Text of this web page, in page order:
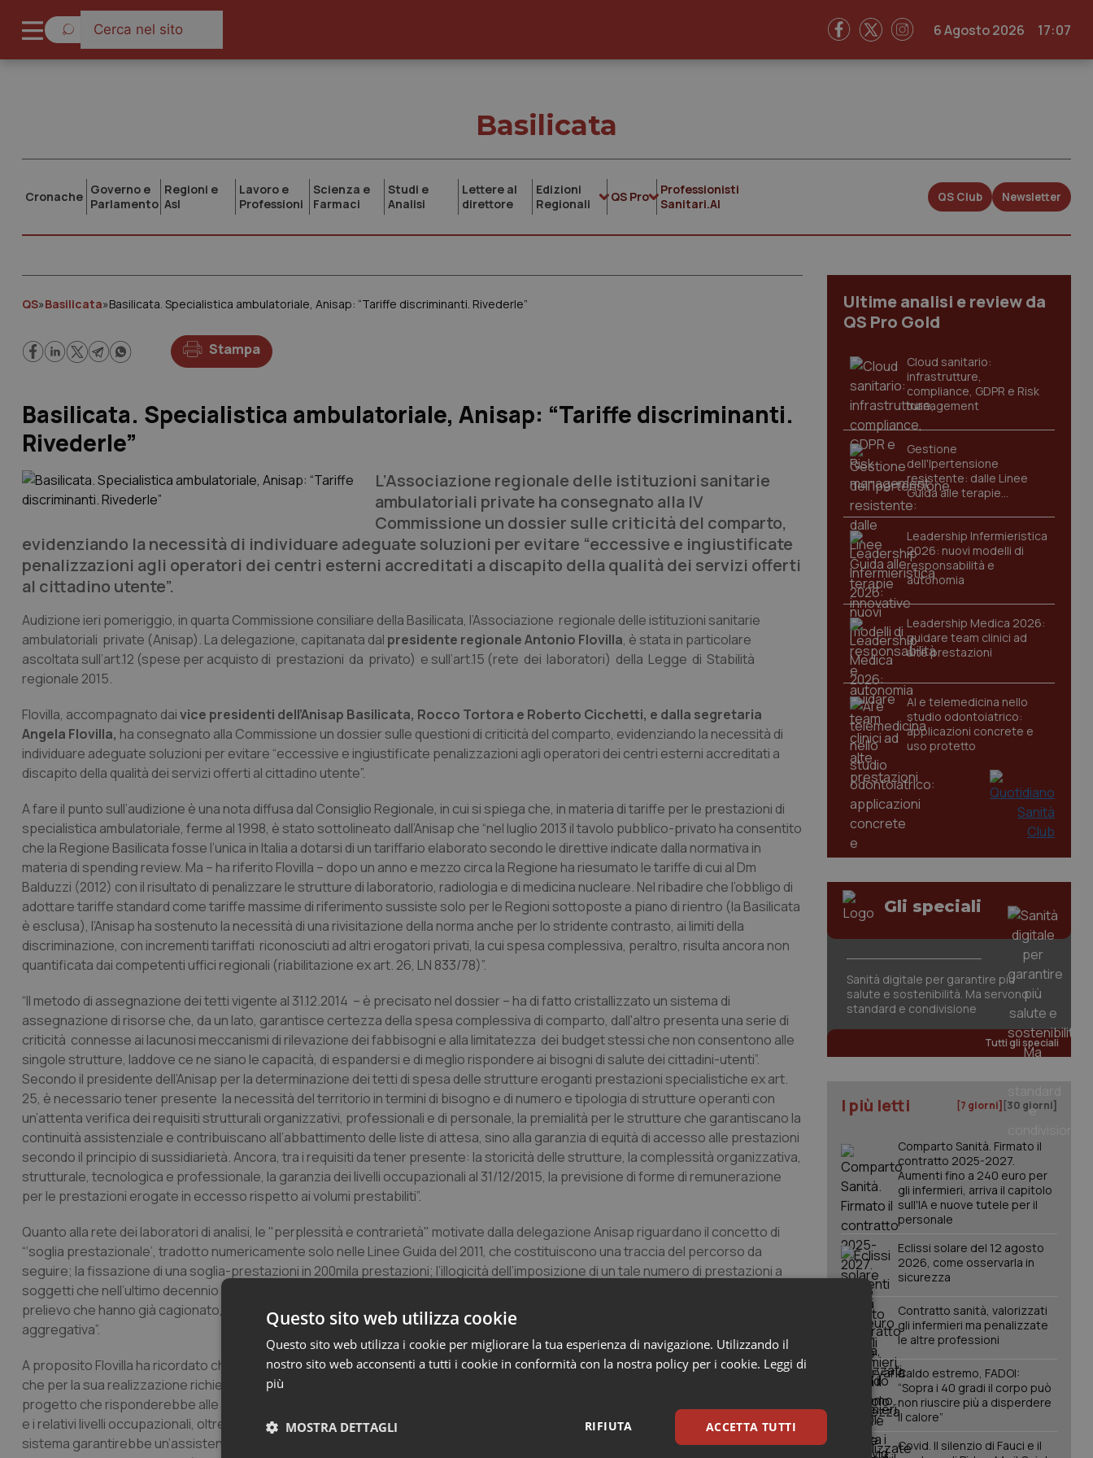
6 Agosto 2026 17:07
Basilicata
Cronache Governo e
Parlamento
Regioni e
Asl
Lavoro e
Professioni
Scienza e
Farmaci
Studi e
Analisi
Lettere al
direttore
Edizioni
Regionali
QS Pro
Professionisti
Sanitari.AI
QS Club Newsletter
QS»Basilicata»Basilicata. Specialistica ambulatoriale, Anisap: “Tariffe discriminanti. Rivederle”
Stampa
Basilicata. Specialistica ambulatoriale, Anisap: “Tariffe discriminanti.
Rivederle”
L’Associazione regionale delle istituzioni sanitarie
ambulatoriali private ha consegnato alla IV
Commissione un dossier sulle criticità del comparto,
evidenziando la necessità di individuare adeguate soluzioni per evitare “eccessive e ingiustificate
penalizzazioni agli operatori dei centri esterni accreditati a discapito della qualità dei servizi offerti
al cittadino utente”.
Audizione ieri pomeriggio, in quarta Commissione consiliare della Basilicata, l’Associazione regionale delle istituzioni sanitarie
ambulatoriali private (Anisap). La delegazione, capitanata dal presidente regionale Antonio Flovilla, è stata in particolare
ascoltata sull’art.12 (spese per acquisto di prestazioni da privato) e sull’art.15 (rete dei laboratori) della Legge di Stabilità
regionale 2015.
Flovilla, accompagnato daivice presidenti dell’Anisap Basilicata, Rocco Tortora e Roberto Cicchetti, e dalla segretaria
Angela Flovilla, ha consegnato alla Commissione un dossier sulle questioni di criticità del comparto, evidenziando la necessità di
individuare adeguate soluzioni per evitare “eccessive e ingiustificate penalizzazioni agli operatori dei centri esterni accreditati a
discapito della qualità dei servizi offerti al cittadino utente”.
A fare il punto sull’audizione è una nota diffusa dal Consiglio Regionale, in cui si spiega che, in materia di tariffe per le prestazioni di
specialistica ambulatoriale, ferme al 1998, è stato sottolineato dall’Anisap che “nel luglio 2013 il tavolo pubblico-privato ha consentito
che la Regione Basilicata fosse l’unica in Italia a dotarsi di un tariffario elaborato secondo le direttive indicate dalla normativa in
materia di spending review. Ma – ha riferito Flovilla – dopo un anno e mezzo circa la Regione ha riesumato le tariffe di cui al Dm
Balduzzi (2012) con il risultato di penalizzare le strutture di laboratorio, radiologia e di medicina nucleare. Nel ribadire che l’obbligo di
adottare tariffe standard come tariffe massime di riferimento sussiste solo per le Regioni sottoposte a piano di rientro (la Basilicata
è esclusa), l’Anisap ha sostenuto la necessità di una rivisitazione della norma anche per lo stridente contrasto, ai limiti della
discriminazione, con incrementi tariffati riconosciuti ad altri erogatori privati, la cui spesa complessiva, peraltro, risulta ancora non
quantificata dai competenti uffici regionali (riabilitazione ex art. 26, LN 833/78)”.
“Il metodo di assegnazione dei tetti vigente al 31.12.2014 – è precisato nel dossier – ha di fatto cristallizzato un sistema di
assegnazione di risorse che, da un lato, garantisce certezza della spesa complessiva di comparto, dall'altro presenta una serie di
criticità connesse ai lacunosi meccanismi di rilevazione dei fabbisogni e alla limitatezza dei budget stessi che non consentono alle
singole strutture, laddove ce ne siano le capacità, di espandersi e di meglio rispondere ai bisogni di salute dei cittadini-utenti”.
Secondo il presidente dell’Anisap per la determinazione dei tetti di spesa delle strutture eroganti prestazioni specialistiche ex art.
25, è necessario tener presente la necessità del territorio in termini di bisogno e di numero e tipologia di strutture operanti con
un’attenta verifica dei requisiti strutturali organizzativi, professionali e di personale, la premialità per le strutture che garantiscano la
continuità assistenziale e contribuiscano all’abbattimento delle liste di attesa, sino alla garanzia di equità di accesso alle prestazioni
secondo il principio di sussidiarietà. Ancora, tra i requisiti da tener presente: la storicità delle strutture, la complessità organizzativa,
strutturale, tecnologica e professionale, la garanzia dei livelli occupazionali al 31/12/2015, la previsione di forme di remunerazione
per le prestazioni erogate in eccesso rispetto ai volumi prestabiliti”.
Quanto alla rete dei laboratori di analisi, le "perplessità e contrarietà" motivate dalla delegazione Anisap riguardano il concetto di
“‘soglia prestazionale’, tradotto numericamente solo nelle Linee Guida del 2011, che costituiscono una traccia del percorso da
seguire; la fissazione di una soglia-prestazioni in 200mila prestazioni; l’illogicità dell’imposizione di un tale numero di prestazioni a
soggetti che nell’ultimo decennio sono stati sottoposti a ogni genere di contingentamento; le lacune in materia di service e di punti
prelievo che hanno già cagionato, in molte Regioni dove sono stati introdotti, non sottovalutabili problemi alla corretta gestione
aggregativa”.
A proposito Flovilla ha ricordato che “è stato presentato, più di otto anni fa, un progetto di rete laboratori integrata pubblico-privato
che per la sua realizzazione richiederebbe una modifica della LR 28/2000 e un adeguamento del nomenclatore delle prestazioni. Un
progetto che risponderebbe alle esigenze di efficientamento dell’offerta di laboratorio, salvaguardando le singole realtà produttive
e i relativi livelli occupazionali, oltre che la qualità e l’appropriatezza delle prestazioni. Infine – ha concluso il presidente Anisap – tale
sistema garantirebbe un’assistenza qualificata dall’atto del prelievo all’atto della consegna del referto e realizzerebbe una ottimale
Ultime analisi e review da
QS Pro Gold
Cloud sanitario:
infrastrutture,
compliance, GDPR e Risk
management
Gestione
dell'Ipertensione
resistente: dalle Linee
Guida alle terapie
innovative
Leadership Infermieristica
2026: nuovi modelli di
responsabilità e
autonomia
Leadership Medica 2026:
guidare team clinici ad
alte prestazioni
AI e telemedicina nello
studio odontoiatrico:
applicazioni concrete e
uso protetto
Gli speciali
Sanità digitale per garantire più
salute e sostenibilità. Ma servono
standard e condivisione
Tutti gli speciali
I più letti [7 giorni] [30 giorni]
Comparto Sanità. Firmato il
contratto 2025-2027.
Aumenti fino a 240 euro per
gli infermieri, arriva il capitolo
sull'IA e nuove tutele per il
personale
Eclissi solare del 12 agosto
2026, come osservarla in
sicurezza
Contratto sanità, valorizzati
gli infermieri ma penalizzate
le altre professioni
Caldo estremo, FADOI:
“Sopra i 40 gradi il corpo può
non riuscire più a disperdere
il calore”
Covid. Il silenzio di Fauci e il
Questo sito web utilizza cookie
Questo sito web utilizza i cookie per migliorare la tua esperienza di navigazione. Utilizzando il
nostro sito web acconsenti a tutti i cookie in conformità con la nostra policy per i cookie. Leggi di
più
ACCETTA TUTTI
RIFIUTA
MOSTRA DETTAGLI